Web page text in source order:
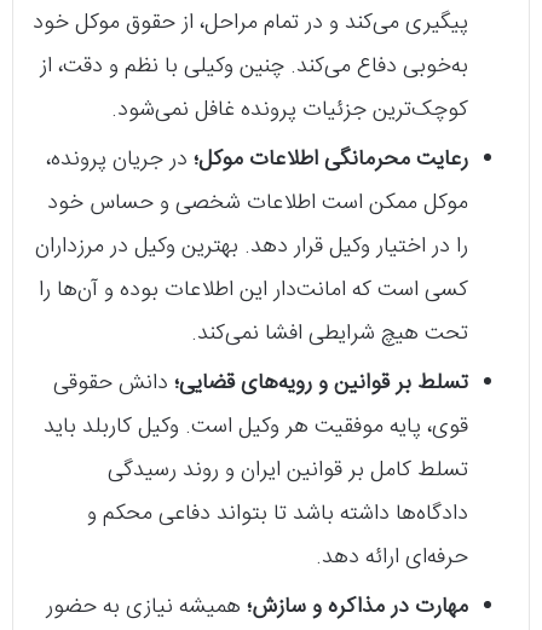
پیگیری می‌کند و در تمام مراحل، از حقوق موکل خود
به‌خوبی دفاع می‌کند. چنین وکیلی با نظم و دقت، از
کوچک‌ترین جزئیات پرونده غافل نمی‌شود.
رعایت محرمانگی اطلاعات موکل؛ در جریان پرونده،
موکل ممکن است اطلاعات شخصی و حساس خود
را در اختیار وکیل قرار دهد. بهترین وکیل در مرزداران
کسی است که امانت‌دار این اطلاعات بوده و آن‌ها را
تحت هیچ شرایطی افشا نمی‌کند.
تسلط بر قوانین و رویه‌های قضایی؛ دانش حقوقی
قوی، پایه موفقیت هر وکیل است. وکیل کاربلد باید
تسلط کامل بر قوانین ایران و روند رسیدگی
دادگاه‌ها داشته باشد تا بتواند دفاعی محکم و
حرفه‌ای ارائه دهد.
مهارت در مذاکره و سازش؛ همیشه نیازی به حضور